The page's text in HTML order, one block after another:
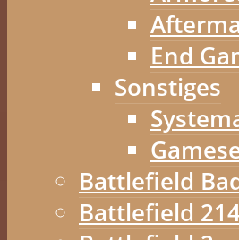
End
Sonstiges
Battlefield
Battlefield